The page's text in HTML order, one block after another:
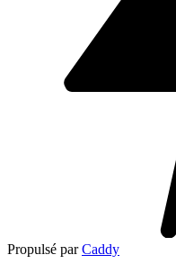
Propulsé parCaddy